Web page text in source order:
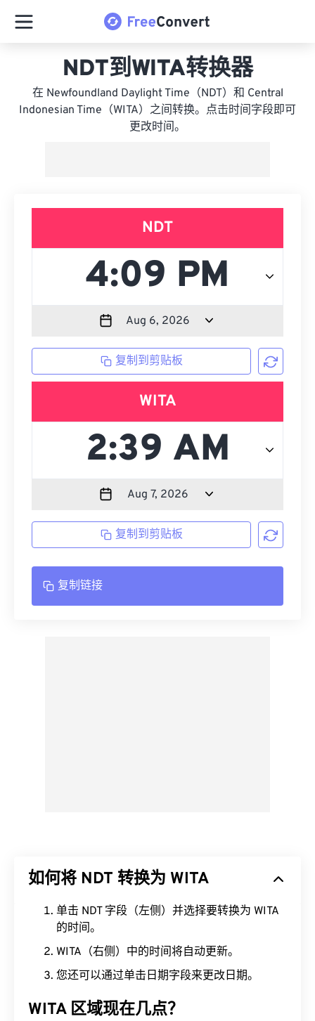
NDT到WITA转换器
在 Newfoundland Daylight Time（NDT）和 Central
Indonesian Time（WITA）之间转换。点击时间字段即可
更改时间。
NDT
复制到剪贴板
WITA
复制到剪贴板
复制链接
如何将 NDT 转换为 WITA
单击 NDT 字段（左侧）并选择要转换为 WITA
的时间。
WITA（右侧）中的时间将自动更新。
您还可以通过单击日期字段来更改日期。
WITA 区域现在几点？